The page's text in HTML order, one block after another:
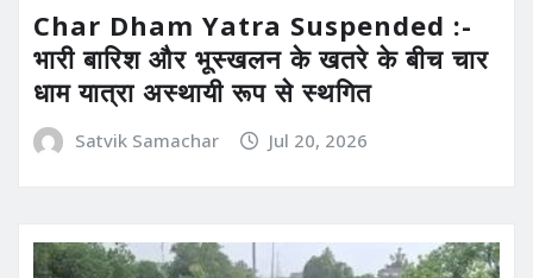
Char Dham Yatra Suspended :-
भारी बारिश और भूस्खलन के खतरे के बीच चार
धाम यात्रा अस्थायी रूप से स्थगित
Satvik Samachar Jul 20, 2026